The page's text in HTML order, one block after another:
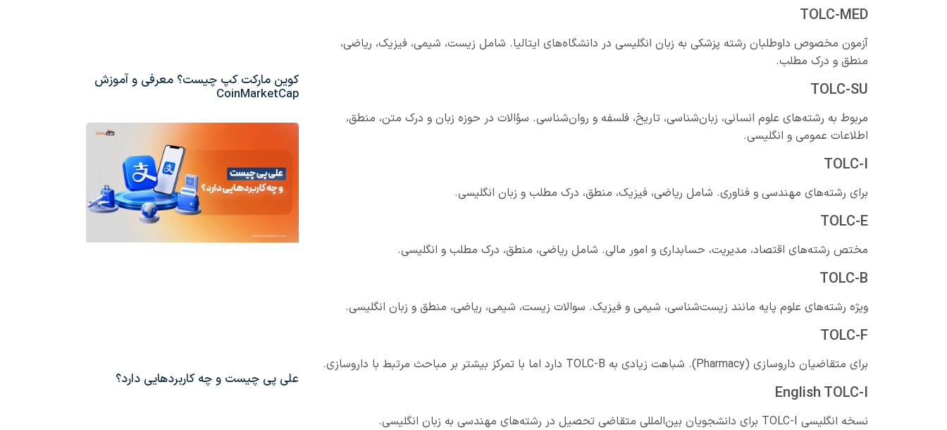
TOLC-MED
آزمون مخصوص داوطلبان رشته پزشکی به زبان انگلیسی در دانشگاه‌های ایتالیا. شامل زیست، شیمی، فیزیک، ریاضی،
منطق و درک مطلب.
TOLC-SU
مربوط به رشته‌های علوم انسانی، زبان‌شناسی، تاریخ، فلسفه و روان‌شناسی. سؤالات در حوزه زبان و درک متن، منطق،
اطلاعات عمومی و انگلیسی.
TOLC-I
برای رشته‌های مهندسی و فناوری. شامل ریاضی، فیزیک، منطق، درک مطلب و زبان انگلیسی.
TOLC-E
مختص رشته‌های اقتصاد، مدیریت، حسابداری و امور مالی. شامل ریاضی، منطق، درک مطلب و انگلیسی.
TOLC-B
ویژه رشته‌های علوم پایه مانند زیست‌شناسی، شیمی و فیزیک. سوالات زیست، شیمی، ریاضی، منطق و زبان انگلیسی.
TOLC-F
برای متقاضیان داروسازی (Pharmacy). شباهت زیادی به TOLC-B دارد اما با تمرکز بیشتر بر مباحث مرتبط با داروسازی.
English TOLC-I
نسخه انگلیسی TOLC-I برای دانشجویان بین‌المللی متقاضی تحصیل در رشته‌های مهندسی به زبان انگلیسی.
کوین مارکت کپ چیست؟ معرفی و آموزش
CoinMarketCap
علی پی چیست و چه کاربردهایی دارد؟